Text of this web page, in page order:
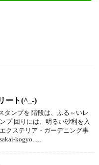
ート(^_-)
タンプを 階段は、ふる～いレ
プ 回りには、明るい砂利を入
クステリア・ガーデニング事
kogyo. …